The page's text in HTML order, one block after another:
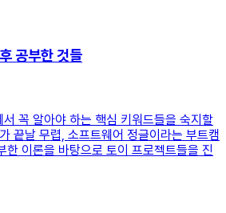
공부한 것들
꼭 알아야 하는 핵심 키워드들을 숙지할
끝날 무렵, 소프트웨어 정글이라는 부트캠
한 이론을 바탕으로 토이 프로젝트들을 진